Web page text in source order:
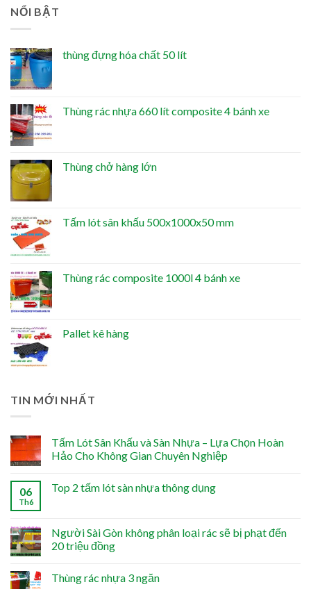
NỔI BẬT
thùng đựng hóa chất 50 lít
Thùng rác nhựa 660 lít composite 4 bánh xe
Thùng chở hàng lớn
Tấm lót sân khấu 500x1000x50 mm
Thùng rác composite 1000l 4 bánh xe
Pallet kê hàng
TIN MỚI NHẤT
Tấm Lót Sân Khấu và Sàn Nhựa – Lựa Chọn Hoàn
Hảo Cho Không Gian Chuyên Nghiệp
06
Th6
Top 2 tấm lót sàn nhựa thông dụng
Người Sài Gòn không phân loại rác sẽ bị phạt đến
20 triệu đồng
Thùng rác nhựa 3 ngăn